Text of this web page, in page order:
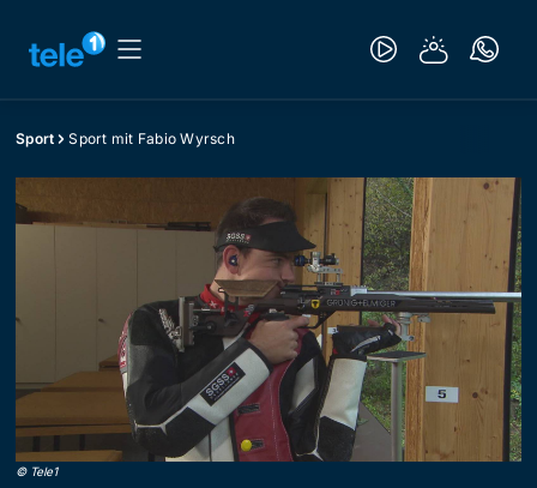
Sport Sport mit Fabio Wyrsch
© Tele1